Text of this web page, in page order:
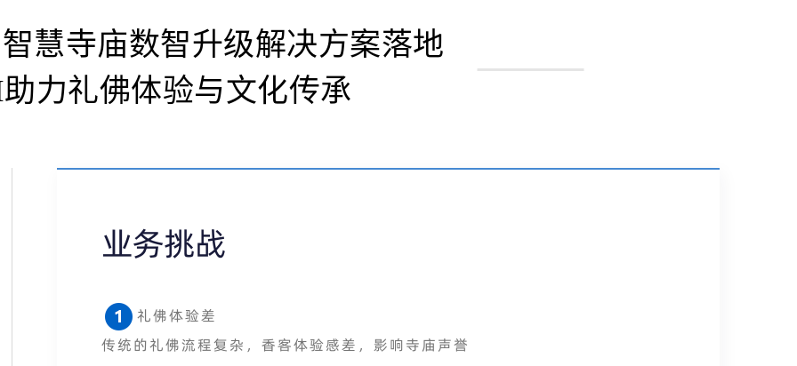
慧寺庙数智升级解决方案落地
力礼佛体验与文化传承
业务挑战
礼佛体验差
传统的礼佛流程复杂，香客体验感差，影响寺庙声誉